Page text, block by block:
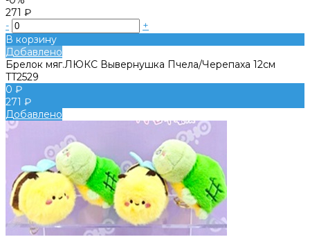
271 ₽
-
+
В корзину
Добавлено
Брелок мяг.ЛЮКС Вывернушка Пчела/Черепаха 12см
TT2529
0 ₽
271 ₽
Добавлено